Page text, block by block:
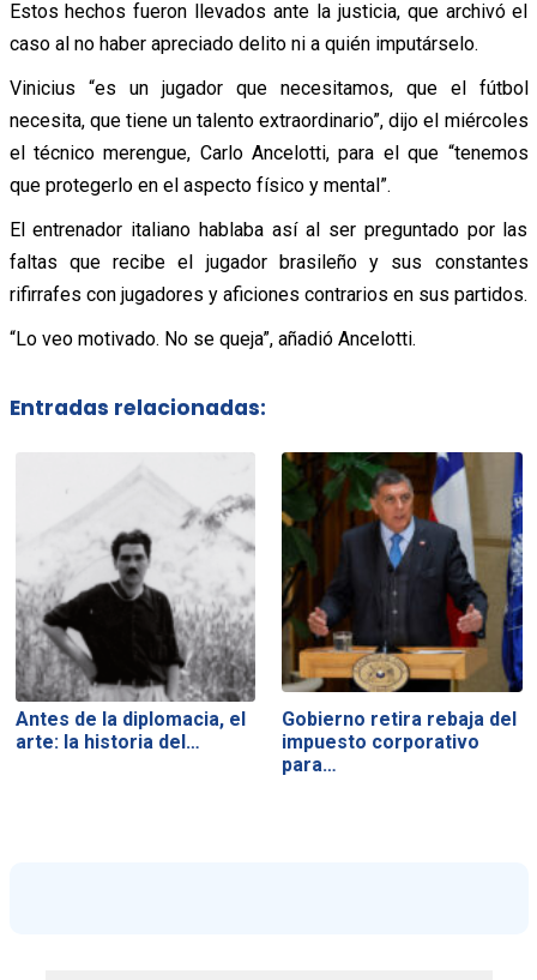
Estos hechos fueron llevados ante la justicia, que archivó el
caso al no haber apreciado delito ni a quién imputárselo.
Vinicius “es un jugador que necesitamos, que el fútbol
necesita, que tiene un talento extraordinario”, dijo el miércoles
el técnico merengue, Carlo Ancelotti, para el que “tenemos
que protegerlo en el aspecto físico y mental”.
El entrenador italiano hablaba así al ser preguntado por las
faltas que recibe el jugador brasileño y sus constantes
rifirrafes con jugadores y aficiones contrarios en sus partidos.
“Lo veo motivado. No se queja”, añadió Ancelotti.
Entradas relacionadas:
Antes de la diplomacia, el
arte: la historia del…
Gobierno retira rebaja del
impuesto corporativo
para…